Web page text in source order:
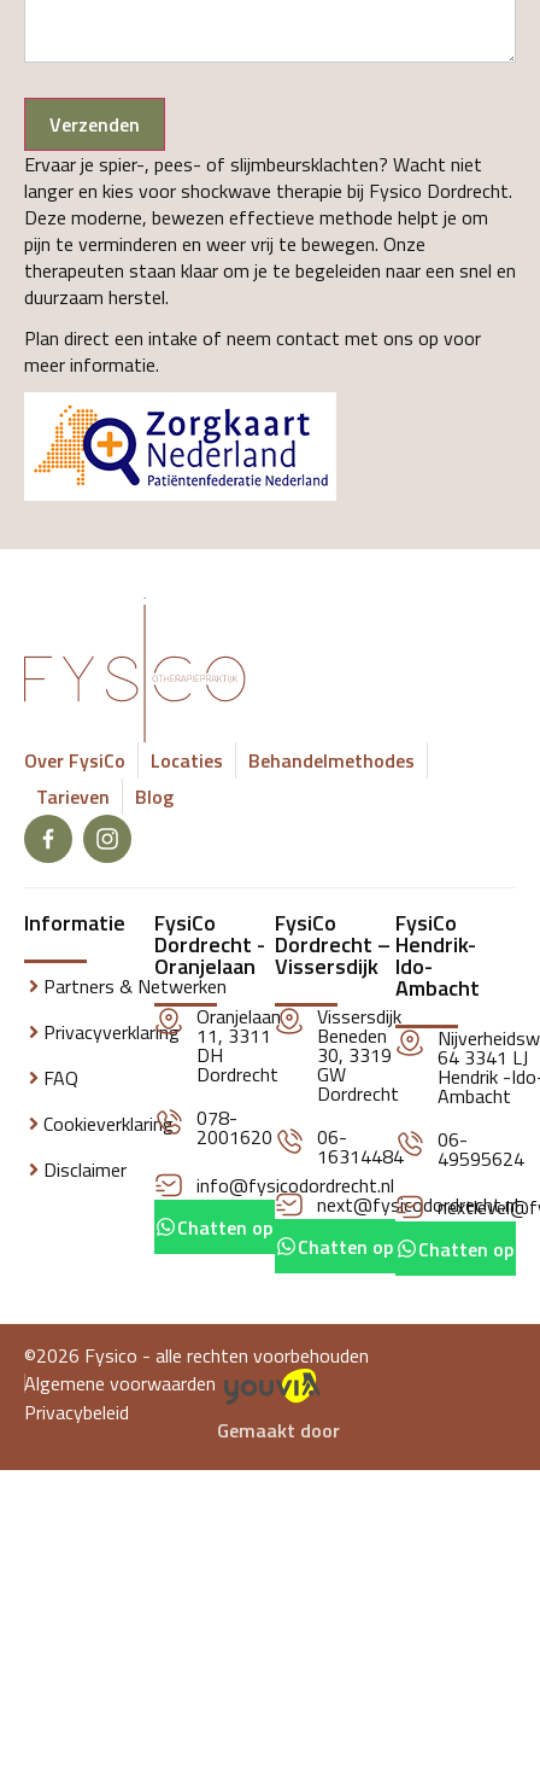
Verzenden
Ervaar je spier-, pees- of slijmbeursklachten? Wacht niet
langer en kies voor shockwave therapie bij Fysico Dordrecht.
Deze moderne, bewezen effectieve methode helpt je om
pijn te verminderen en weer vrij te bewegen. Onze
therapeuten staan klaar om je te begeleiden naar een snel en
duurzaam herstel.
Plan direct een intake of neem contact met ons op voor
meer informatie.
Over FysiCo Locaties
Behandelmethodes
Tarieven
Blog
Informatie
Partners & Netwerken
Privacyverklaring
FAQ
Cookieverklaring
Disclaimer
FysiCo
Dordrecht -
Oranjelaan
Oranjelaan
11, 3311
DH
Dordrecht
078-
2001620
info@fysicodordrecht.nl
Chatten op whatsapp
FysiCo
Dordrecht –
Vissersdijk
Vissersdijk
Beneden
30, 3319
GW
Dordrecht
06-
16314484
next@fysicodordrecht.nl
Chatten op whatsapp
FysiCo
Hendrik-
Ido-
Ambacht
64 3341 LJ
Hendrik -
Ambacht
06-
49595624
Chatten op
©2026 Fysico - alle rechten voorbehouden
Algemene voorwaarden
Privacybeleid
Gemaakt door